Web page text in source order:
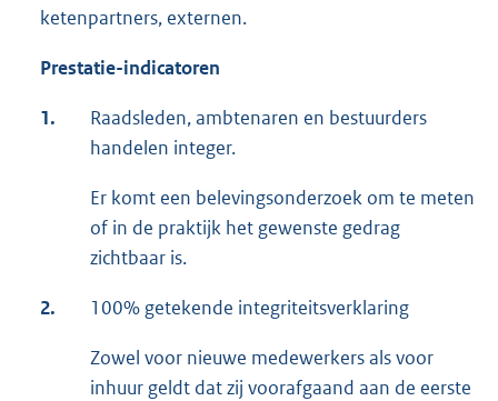
ketenpartners, externen.
Prestatie-indicatoren
1.
Raadsleden, ambtenaren en bestuurders
handelen integer.
Er komt een belevingsonderzoek om te meten
of in de praktijk het gewenste gedrag
zichtbaar is.
2. 100% getekende integriteitsverklaring
Zowel voor nieuwe medewerkers als voor
inhuur geldt dat zij voorafgaand aan de eerste